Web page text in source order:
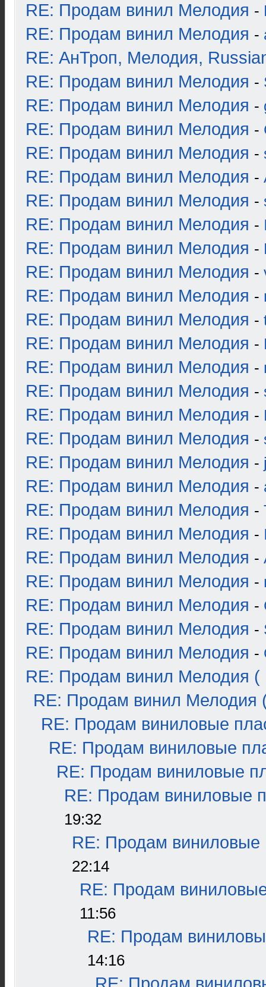
RE: Продам винил Мелодия -
RE: Продам винил Мелодия -
RE: АнТроп, Мелодия,
RE: Продам винил Мелодия -
RE: Продам винил Мелодия -
RE: Продам винил Мелодия -
RE: Продам винил Мелодия -
RE: Продам винил Мелодия -
RE: Продам винил Мелодия -
RE: Продам винил Мелодия -
RE: Продам винил Мелодия -
RE: Продам винил Мелодия -
RE: Продам винил Мелодия -
RE: Продам винил Мелодия -
RE: Продам винил Мелодия -
RE: Продам винил Мелодия -
RE: Продам винил Мелодия -
RE: Продам винил Мелодия -
RE: Продам винил Мелодия -
RE: Продам винил Мелодия -
RE: Продам винил Мелодия -
RE: Продам винил Мелодия -
RE: Продам винил Мелодия -
RE: Продам винил Мелодия -
RE: Продам винил Мелодия -
RE: Продам винил Мелодия -
RE: Продам винил Мелодия -
RE: Продам винил Мелодия -
RE: Продам винил Мелодия (
RE: Продам винил Мелодия
RE: Продам виниловые
RE: Продам виниловые
RE: Продам виниловые
RE: Продам виниловые
19:32
RE: Продам виниловые
22:14
RE: Продам
11:56
RE: Продам
14:16